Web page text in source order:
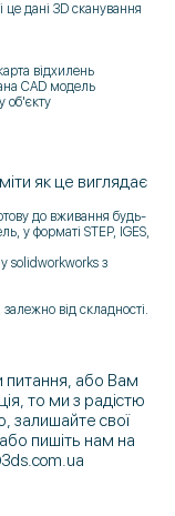
це дані 3D сканування
відхилень
CAD модель
об'єкту
як це виглядає
до вживання будь-
у форматі STEP, IGES,
solidworkworks з
залежно від складності.
питання, або Вам
то ми з радістю
свої
пишіть нам на